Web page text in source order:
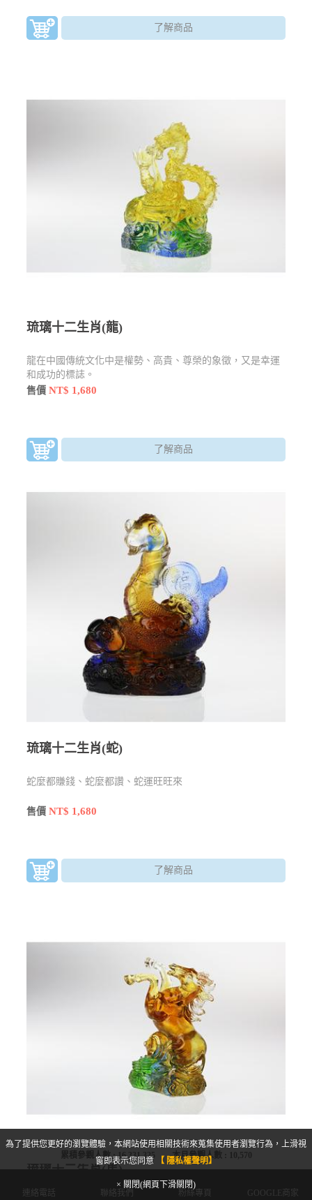
了解商品
琉璃十二生肖(龍)
龍在中國傳統文化中是權勢、高貴、尊榮的象徵，又是幸運
和成功的標誌。
售價NT$ 1,680
了解商品
琉璃十二生肖(蛇)
蛇麼都賺錢、蛇麼都讚、蛇運旺旺來
售價NT$ 1,680
了解商品
琉璃十二生肖(馬)
為了提供您更好的瀏覽體驗，本網站使用相關技術來蒐集使用者瀏覽行為，上滑視
窗即表示您同意
【 隱私權聲明】
× 關閉(網頁下滑關閉)
累積參觀人數 :16,331,325 本月參觀人數 : 10,570
連絡電話 聯絡我們 粉絲專頁 GOOGLE商家